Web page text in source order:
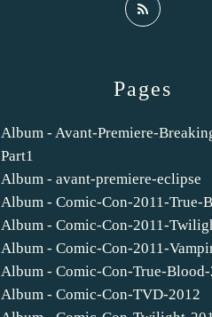
Pages
Album - Avant-Premiere-
Part1
Album - avant-premiere-eclipse
Album - Comic-Con-2011-True-
Album - Comic-Con-2011-
Album - Comic-Con-2011-
Album - Comic-Con-True-
Album - Comic-Con-TVD-2012